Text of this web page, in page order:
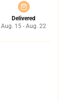
Delivered
Aug. 15 - Aug. 22